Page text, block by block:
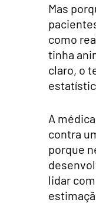
Mas
como
tinha
claro, o
A
contra
porque
lidar